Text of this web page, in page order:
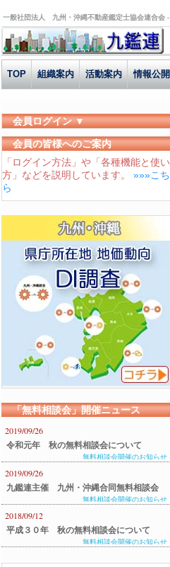
一般社団法人 九州・沖縄不動産鑑定士協会連合会 -
TOP 組織案内 活動案内 情報公開
会員ログイン ▼
ユーザーID
パスワード
会員の皆様へのご案内
「ログイン方法」や「各種機能と使い
方」などを説明しています。 »»»こち
ら
「無料相談会」開催ニュース
2019/09/26
令和元年 秋の無料相談会について
無料相談会開催のお知らせ
2019/09/26
九鑑連主催 九州・沖縄合同無料相談会
のご案内
無料相談会開催のお知らせ
2018/09/12
平成３０年 秋の無料相談会について
無料相談会開催のお知らせ